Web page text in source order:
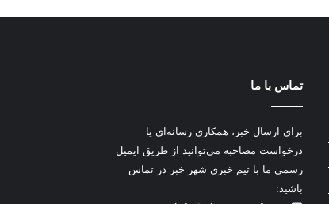
تماس با ما
برای ارسال خبر، همکاری رسانه‌ای یا
درخواست مصاحبه می‌توانید از طریق ایمیل
رسمی ما با تیم خبری شهر خبر در تماس
باشید: